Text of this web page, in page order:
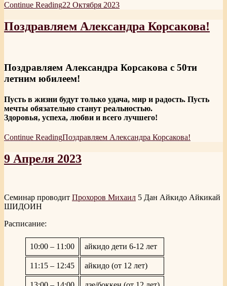
Continue Reading22 Октября 2023
Поздравляем Александра Корсакова!
Поздравляем Александра Корсакова с 50ти
летним юбилеем!
Пусть в жизни будут только удача, мир и радость. Пусть
мечты обязательно станут реальностью.
Здоровья, успеха, любви и всего лучшего!
Continue ReadingПоздравляем Александра Корсакова!
9 Апреля 2023
Семинар проводит Прохоров Михаил 5 Дан Айкидо Айкикай
ШИДОИН
Расписание:
10:00 – 11:00 айкидо дети 6-12 лет
11:15 – 12:45 айкидо (от 12 лет)